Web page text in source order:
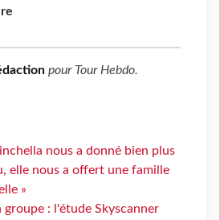
pour Tour Hebdo.
nous a donné bien plus
elle nous a offert une famille
»
groupe : l'étude Skyscanner